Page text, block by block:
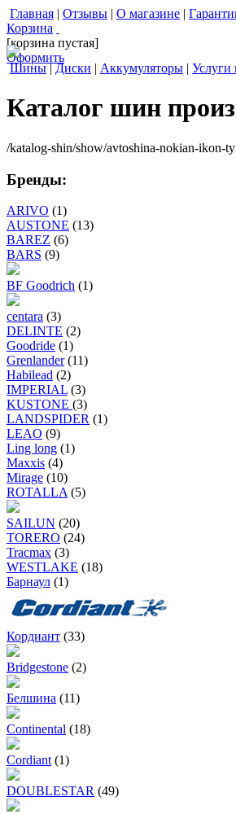
Главная | Отзывы | О магазине |
Корзина
[корзина пустая]
Оформить
Шины | Диски | Аккумуляторы | Услуги
Каталог шин
/katalog-shin/show/avtoshina-nokian-ikon-
Бренды:
ARIVO (1)
AUSTONE (13)
BAREZ (6)
BARS (9)
BF Goodrich (1)
centara (3)
DELINTE (2)
Goodride (1)
Grenlander (11)
Habilead (2)
IMPERIAL (3)
KUSTONE (3)
LANDSPIDER (1)
LEAO (9)
Ling long (1)
Maxxis (4)
Mirage (10)
ROTALLA (5)
SAILUN (20)
TORERO (24)
Tracmax (3)
WESTLAKE (18)
Барнаул (1)
Кордиант (33)
Bridgestone (2)
Белшина (11)
Continental (18)
Cordiant (1)
DOUBLESTAR (49)